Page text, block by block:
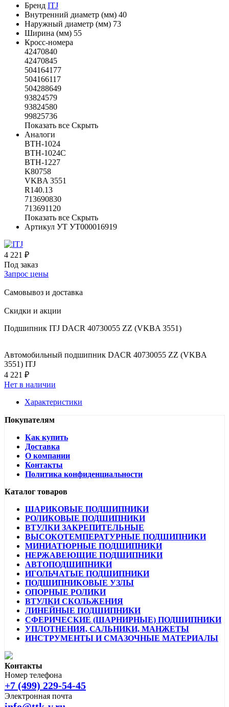
Бренд ITJ
Внутренний диаметр (мм) 40
Наружный диаметр (мм) 73
Ширина (мм) 55
Кросс-номера
42470840
42470845
504164177
504166117
504288649
93824579
93824580
99825736
Показать все Скрыть
Аналоги
BTH-1024
BTH-1024C
BTH-1227
K80758
VKBA 3551
R140.13
713690830
713691120
Показать все Скрыть
Артикул УТ УТ000016919
4 221 ₽
Под заказ
Запрос цены
Самовывоз и доставка
Скидки и акции
Подшипник ITJ DACR 40730055 ZZ (VKBA 3551)
Автомобильный подшипник DACR 40730055 ZZ (VKBA
3551) ITJ
4 221 ₽
Нет в наличии
Характеристики
Покупателям
Как купить
Доставка
О компании
Контакты
Политика конфиденциальности
Каталог товаров
ШАРИКОВЫЕ ПОДШИПНИКИ
РОЛИКОВЫЕ ПОДШИПНИКИ
ВТУЛКИ ЗАКРЕПИТЕЛЬНЫЕ
ВЫСОКОТЕМПЕРАТУРНЫЕ ПОДШИПНИКИ
МИНИАТЮРНЫЕ ПОДШИПНИКИ
НЕРЖАВЕЮЩИЕ ПОДШИПНИКИ
АВТОПОДШИПНИКИ
ИГОЛЬЧАТЫЕ ПОДШИПНИКИ
ПОДШИПНИКОВЫЕ УЗЛЫ
ОПОРНЫЕ РОЛИКИ
ВТУЛКИ СКОЛЬЖЕНИЯ
ЛИНЕЙНЫЕ ПОДШИПНИКИ
СФЕРИЧЕСКИЕ (ШАРНИРНЫЕ) ПОДШИПНИКИ
УПЛОТНЕНИЯ, САЛЬНИКИ, МАНЖЕТЫ
ИНСТРУМЕНТЫ И СМАЗОЧНЫЕ МАТЕРИАЛЫ
Контакты
Номер телефона
+7 (499) 229-54-45
Электронная почта